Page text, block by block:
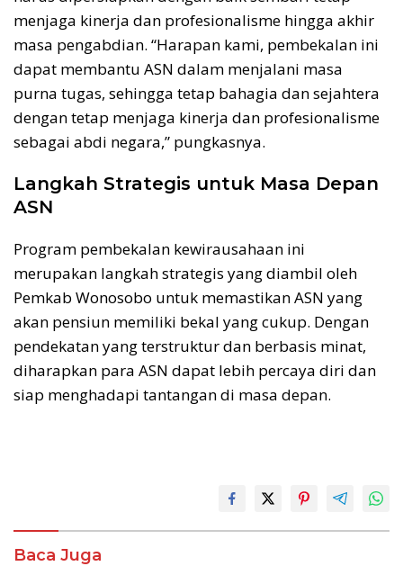
menjaga kinerja dan profesionalisme hingga akhir
masa pengabdian. “Harapan kami, pembekalan ini
dapat membantu ASN dalam menjalani masa
purna tugas, sehingga tetap bahagia dan sejahtera
dengan tetap menjaga kinerja dan profesionalisme
sebagai abdi negara,” pungkasnya.
Langkah Strategis untuk Masa Depan
ASN
Program pembekalan kewirausahaan ini
merupakan langkah strategis yang diambil oleh
Pemkab Wonosobo untuk memastikan ASN yang
akan pensiun memiliki bekal yang cukup. Dengan
pendekatan yang terstruktur dan berbasis minat,
diharapkan para ASN dapat lebih percaya diri dan
siap menghadapi tantangan di masa depan.
Baca Juga